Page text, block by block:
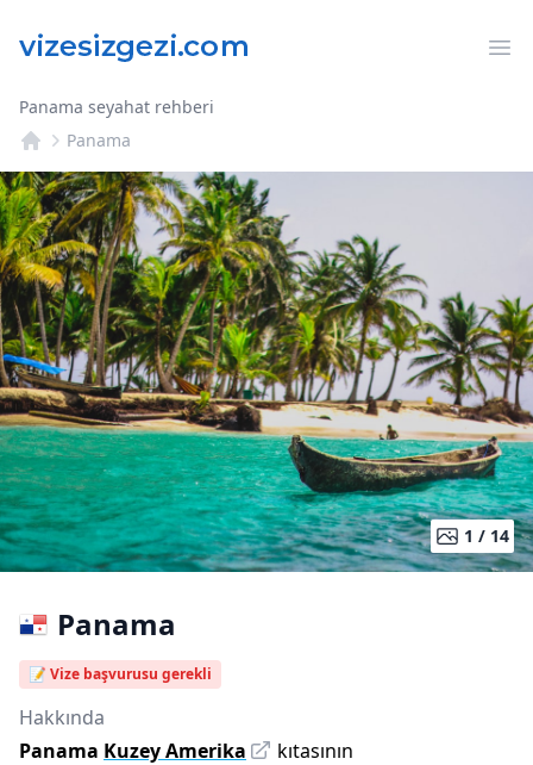
Panama seyahat rehberi
Panama
1 / 14
Panama
📝 Vize başvurusu gerekli
Hakkında
Panama Kuzey Amerika
kıtasının